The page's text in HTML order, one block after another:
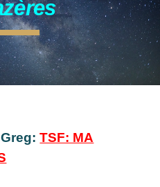
TSF: MA